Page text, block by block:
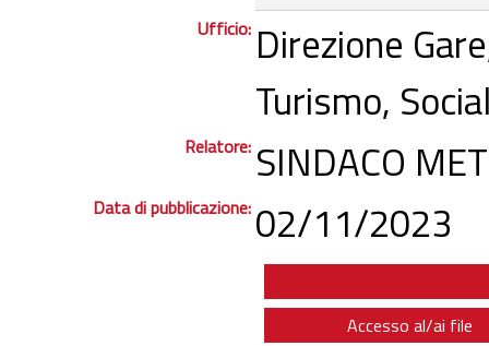
Ufficio: Direzione
Turismo,
Relatore: SINDACO
Data di pubblicazione: 02/11/2023
Accesso al/ai file